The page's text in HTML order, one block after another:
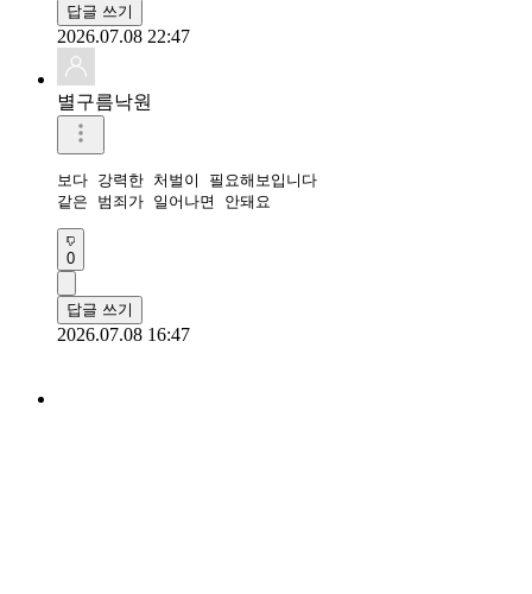
답글 쓰기
2026.07.08 22:47
별구름낙원
보다 강력한 처벌이 필요해보입니다
같은 범죄가 일어나면 안돼요
0
답글 쓰기
2026.07.08 16:47